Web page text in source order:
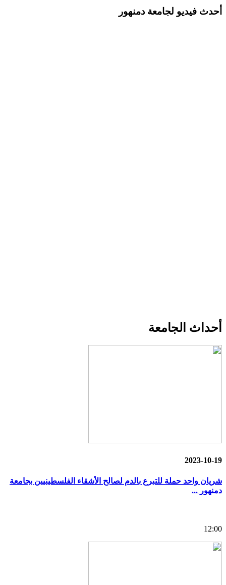
أحدث فيديو لجامعة دمنهور
أحداث الجامعة
2023-10-19
شريان واحد حملة للتبرع بالدم لصالح الأشقاء الفلسطينيين بجامعة
دمنهور ...
12:00